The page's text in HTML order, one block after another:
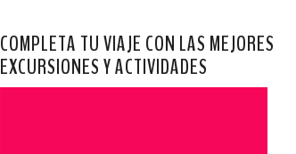
COMPLETA TU VIAJE CON LAS MEJORES
EXCURSIONES Y ACTIVIDADES